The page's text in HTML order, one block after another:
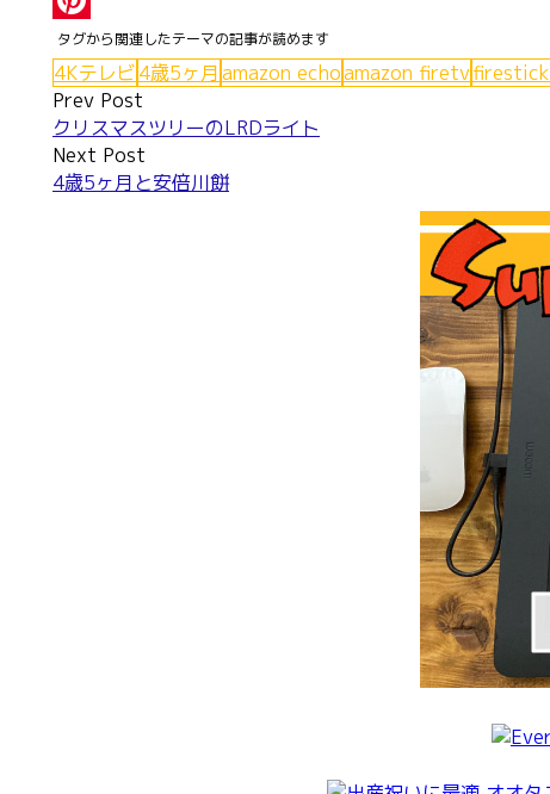
Pinterest
4Kテレビ4歳5ヶ月amazon echoamazon firetvfirestick
Post
navigation
Prev Post
クリスマスツリーのLRDライト
Next Post
4歳5ヶ月と安倍川餅